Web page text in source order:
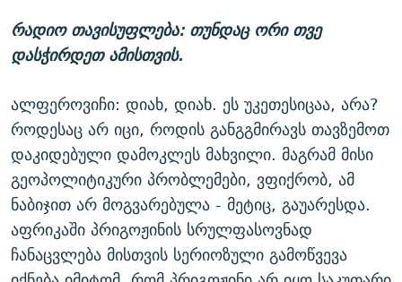
რადიო თავისუფლება: თუნდაც ორი თვე
დასჭირდეთ ამისთვის.
ალფეროვიჩი: დიახ, დიახ. ეს უკეთესიცაა, არა?
როდესაც არ იცი, როდის განგგმირავს თავზემოთ
დაკიდებული დამოკლეს მახვილი. მაგრამ მისი
გეოპოლიტიკური პრობლემები, ვფიქრობ, ამ
ნაბიჯით არ მოგვარებულა - მეტიც, გაუარესდა.
აფრიკაში პრიგოჟინის სრულფასოვნად
ჩანაცვლება მისთვის სერიოზული გამოწვევა